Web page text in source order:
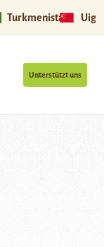
Turkmenistan
Unterstützt uns